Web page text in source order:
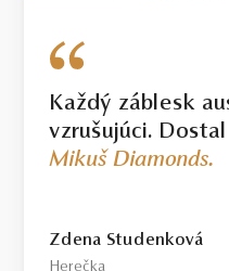
Každý záblesk
vzrušujúci.
Mikuš Diamonds.
Zdena Studenková
Herečka